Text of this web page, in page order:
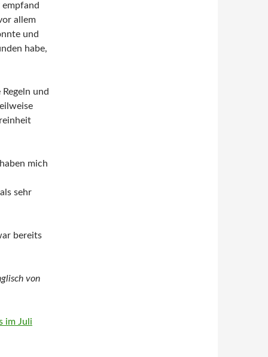
allem
und
habe,
und
mich
sehr
bereits
von
im Juli